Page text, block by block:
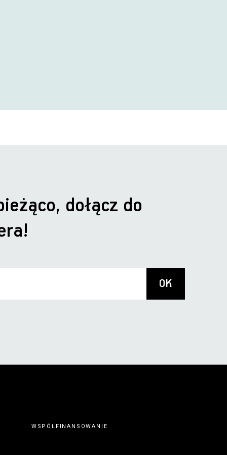
dołącz do
WSPÓŁFINANSOWANIE